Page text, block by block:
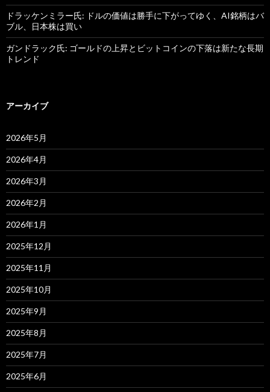
ドラッケンミラー氏: ドルの価値は勝手に下がってゆく、AI銘柄はバ
ブル、日本株は買い
ガンドラック氏: ゴールドの上昇とビットコインの下落は新たな長期
トレンド
アーカイブ
2026年5月
2026年4月
2026年3月
2026年2月
2026年1月
2025年12月
2025年11月
2025年10月
2025年9月
2025年8月
2025年7月
2025年6月